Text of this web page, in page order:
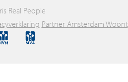
Real People
Partner Amsterdam Woont